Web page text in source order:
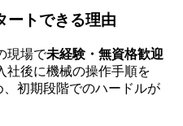
ートできる理由
現場で未経験・無資格歓迎
社後に機械の操作手順を
初期段階でのハードルが